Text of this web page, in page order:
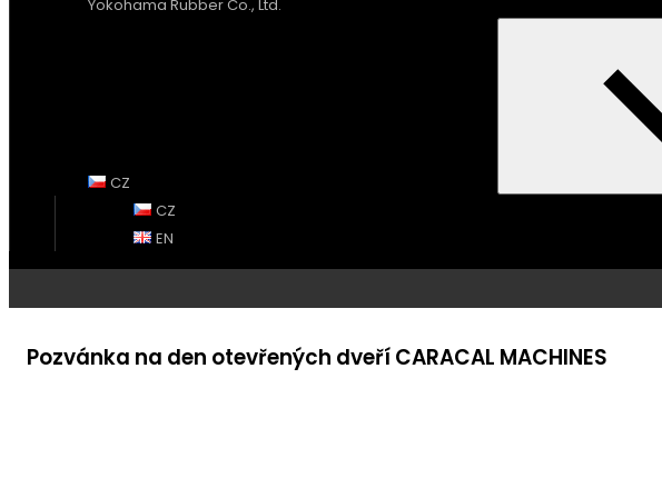
Yokohama Rubber Co., Ltd.
CZ
CZ
EN
Pozvánka na den otevřených dveří CARACAL MACHINES